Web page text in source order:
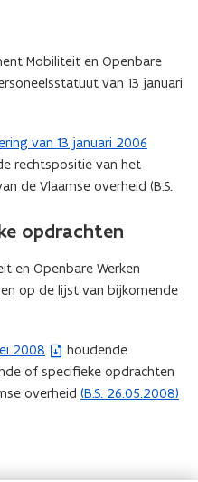
Mobiliteit en Openbare
van 13 januari
van 13 januari 2006
rechtspositie van het
de Vlaamse overheid (B.S.
opdrachten
en Openbare Werken
op de lijst van bijkomende
2008
houdende
of specifieke opdrachten
overheid (B.S. 26.05.2008)
(